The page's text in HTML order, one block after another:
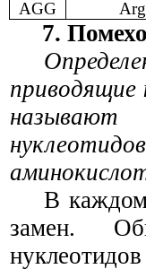
AGG
Arg
7.
приводящие
называют
В
замен.